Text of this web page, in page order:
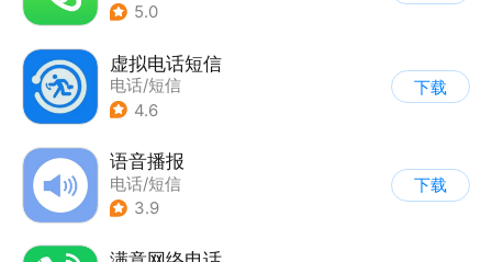
5.0
虚拟电话短信
电话/短信
4.6
下载
语音播报
电话/短信
3.9
下载